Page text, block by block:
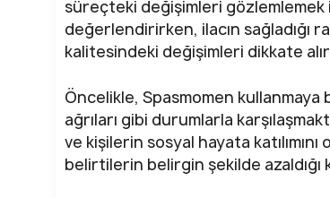
süreçteki değişimleri gözlemlemek
değerlendirirken, ilacın sağladığı
kalitesindeki değişimleri dikkate
Öncelikle, Spasmomen kullanmaya
ağrıları gibi durumlarla
ve kişilerin sosyal hayata
belirtilerin belirgin şekilde azaldığı